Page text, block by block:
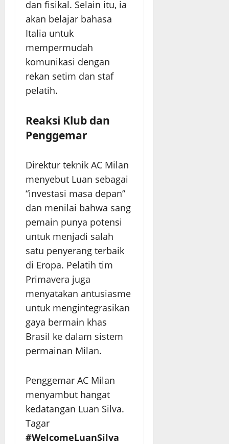
dan fisikal. Selain itu, ia
akan belajar bahasa
Italia untuk
mempermudah
komunikasi dengan
rekan setim dan staf
pelatih.
Reaksi Klub dan
Penggemar
Direktur teknik AC Milan
menyebut Luan sebagai
“investasi masa depan”
dan menilai bahwa sang
pemain punya potensi
untuk menjadi salah
satu penyerang terbaik
di Eropa. Pelatih tim
Primavera juga
menyatakan antusiasme
untuk mengintegrasikan
gaya bermain khas
Brasil ke dalam sistem
permainan Milan.
Penggemar AC Milan
menyambut hangat
kedatangan Luan Silva.
Tagar
#WelcomeLuanSilva